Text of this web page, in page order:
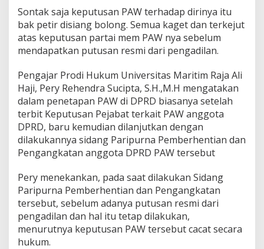
Sontak saja keputusan PAW terhadap dirinya itu
bak petir disiang bolong. Semua kaget dan terkejut
atas keputusan partai mem PAW nya sebelum
mendapatkan putusan resmi dari pengadilan.
Pengajar Prodi Hukum Universitas Maritim Raja Ali
Haji, Pery Rehendra Sucipta, S.H.,M.H mengatakan
dalam penetapan PAW di DPRD biasanya setelah
terbit Keputusan Pejabat terkait PAW anggota
DPRD, baru kemudian dilanjutkan dengan
dilakukannya sidang Paripurna Pemberhentian dan
Pengangkatan anggota DPRD PAW tersebut
Pery menekankan, pada saat dilakukan Sidang
Paripurna Pemberhentian dan Pengangkatan
tersebut, sebelum adanya putusan resmi dari
pengadilan dan hal itu tetap dilakukan,
menurutnya keputusan PAW tersebut cacat secara
hukum.